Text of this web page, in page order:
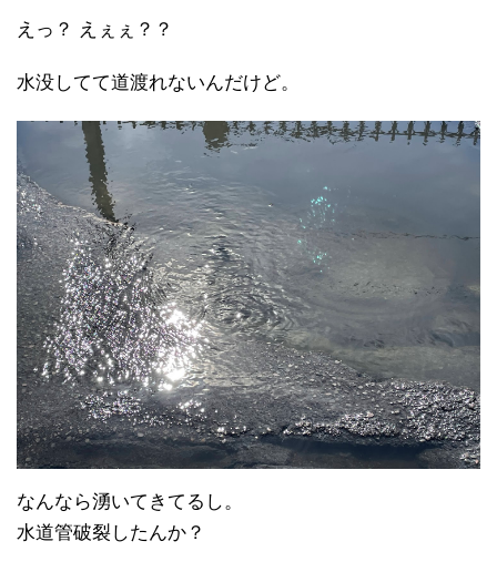
えっ？ えぇぇ？？
水没してて道渡れないんだけど。
なんなら湧いてきてるし。
水道管破裂したんか？